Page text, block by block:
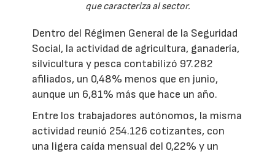
que caracteriza al sector.
Dentro del Régimen General de la Seguridad
Social, la actividad de agricultura, ganadería,
silvicultura y pesca contabilizó 97.282
afiliados, un 0,48% menos que en junio,
aunque un 6,81% más que hace un año.
Entre los trabajadores autónomos, la misma
actividad reunió 254.126 cotizantes, con
una ligera caída mensual del 0,22% y un